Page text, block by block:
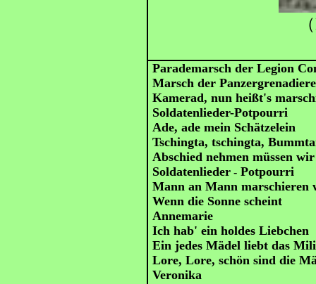
Parademarsch der Legion
Marsch der Panzergrenadiere
Kamerad, nun heißt's
Soldatenlieder-Potpourri
Ade, ade mein Schätzelein
Tschingta, tschingta,
Abschied nehmen müssen wir
Soldatenlieder - Potpourri
Mann an Mann marschieren
Wenn die Sonne scheint
Annemarie
Ich hab' ein holdes Liebchen
Ein jedes Mädel liebt das
Lore, Lore, schön sind die
Veronika